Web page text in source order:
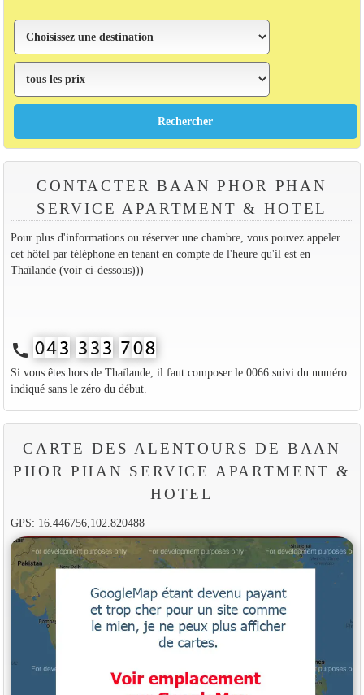
CONTACTER BAAN PHOR PHAN
SERVICE APARTMENT & HOTEL
Pour plus d'informations ou réserver une chambre, vous pouvez appeler
cet hôtel par téléphone en tenant en compte de l'heure qu'il est en
Thaïlande (voir ci-dessous)))
call
Si vous êtes hors de Thaïlande, il faut composer le 0066 suivi du numéro
indiqué sans le zéro du début.
CARTE DES ALENTOURS DE BAAN
PHOR PHAN SERVICE APARTMENT &
HOTEL
GPS: 16.446756,102.820488